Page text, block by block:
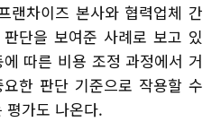
랜차이즈 본사와 협력업체 간
단을 보여준 사례로 보고 있
따른 비용 조정 과정에서 거
한 판단 기준으로 작용할 수
평가도 나온다.